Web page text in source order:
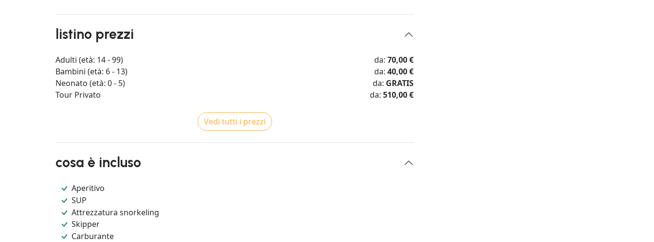
listino prezzi
Adulti (età: 14 - 99) da: 70,00 €
Bambini (età: 6 - 13)
da: 40,00 €
Neonato (età: 0 - 5)
da: GRATIS
Tour Privato
da: 510,00 €
Vedi tutti i prezzi
cosa è incluso
Aperitivo
SUP
Attrezzatura snorkeling
Skipper
Carburante